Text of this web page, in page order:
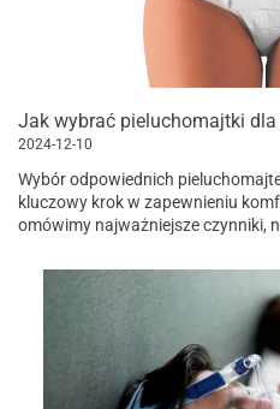
2024-12-10
Wybór odpowiednich
kluczowy krok w zapewnieniu
omówimy najważniejsze czynniki,